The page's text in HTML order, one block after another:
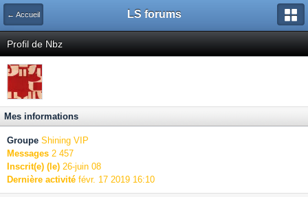
← Accueil LS forums
Profil de Nbz
Mes informations
Groupe Shining VIP
Messages 2 457
Inscrit(e) (le) 26-juin 08
Dernière activité févr. 17 2019 16:10